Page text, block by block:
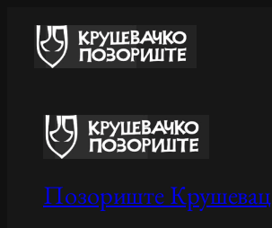
content
Позориште Крушевац